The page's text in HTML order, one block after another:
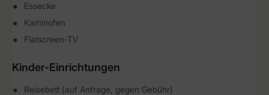
Essecke
Kaminofen
Flatscreen-TV
Kinder-Einrichtungen
Reisebett (auf Anfrage, gegen Gebühr)